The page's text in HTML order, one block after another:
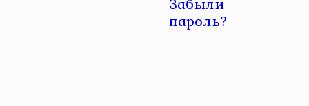
пароль?